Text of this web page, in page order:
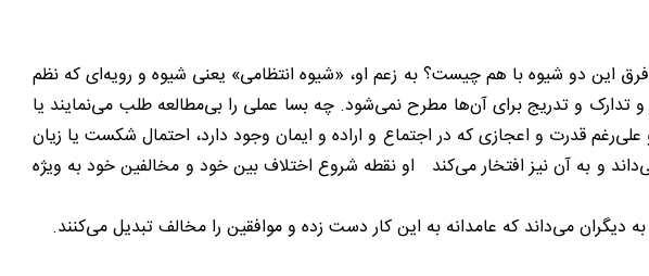
این دو شیوه با هم چیست؟ به زعم او، «شیوه انتظامی» یعنی شیوه و رویه‌ای که نظم
و تدریج برای آن‌ها مطرح نمی‌شود. چه بسا عملی را بی‌مطالعه طلب می‌نمایند یا
علی‌رغم قدرت و اعجازی که در اجتماع و اراده و ایمان وجود دارد، احتمال شکست یا زیان
و به آن نیز افتخار می‌کند او نقطه شروع اختلاف بین خود و مخالفین خود به ویژه
می‌داند که عامدانه به این کار دست زده و موافقین را مخالف تبدیل می‌کنند.